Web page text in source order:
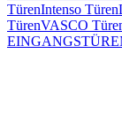
TürenIntenso Türen
TürenVASCO